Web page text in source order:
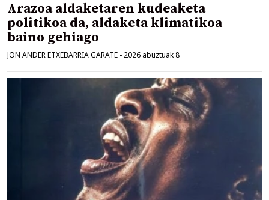
Arazoa aldaketaren kudeaketa
politikoa da, aldaketa klimatikoa
baino gehiago
JON ANDER ETXEBARRIA GARATE - 2026 abuztuak 8